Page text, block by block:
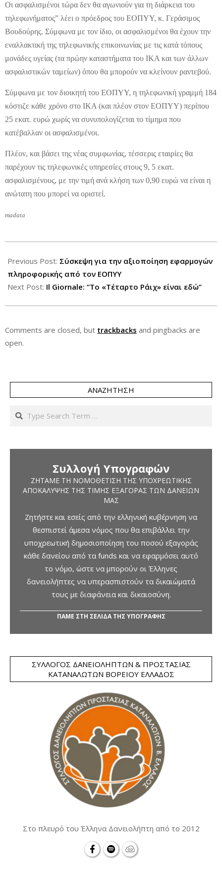
Οι ασφαλισμένοι τώρα δεν θα αγωνιούν για τη διάρκεια του
τηλεφωνήματος” λέει ο πρόεδρος του ΕΟΠΥΥ, κ. Γεράσιμος
Βουδούρης. Σύμφωνα με τον ίδιο, οι ασφαλισμένοι θα έχουν την
εναλλακτική της τηλεφωνικής επικοινωνίας με τις κατά τόπους
μονάδες υγείας (τα πρώην καταστήματα του ΙΚΑ και των άλλων
ασφαλιστικών ταμείων) όπου θα μπορούν να κλείνουν ραντεβού.
Σύμφωνα με τον διοικητή του ΕΟΠΥΥ, η τηλεφωνική γραμμή 184
κόστιζε κάθε χρόνο στο ΙΚΑ (και πλέον στον ΕΟΠΥΥ) περίπου
25 εκατ. ευρώ χωρίς να συνυπολογίζεται το τίμημα που
κατέβαλλαν οι ασφαλισμένοι.
Πλέον, και βάσει της νέας συμφωνίας, τέσσερις εταιρίες θα
παρέχουν τις τηλεφωνικές υπηρεσίες στους 9, 5 εκατ.
ασφαλισμένους, με την τιμή ανά κλήση των 0,90 ευρώ να είναι η
ανώτατη που μπορεί να οριστεί.
madata
08-
03
Previous Post: Σύσκεψη για την αξιοποίηση εφαρμογών
πληροφορικής από τον ΕΟΠΥΥ
Next Post: Il Giornale: “Το «Τέταρτο Ράιχ» είναι εδώ”
Comments are closed, but trackbacks and pingbacks are
open.
ΑΝΑΖΉΤΗΣΗ
Search
Συλλογή Υπογραφών
ΖΗΤΆΜΕ ΤΗ ΝΟΜΟΘΈΤΙΣΗ ΤΗΣ ΥΠΟΧΡΕΩΤΙΚΉΣ
ΑΠΟΚΆΛΥΨΗΣ ΤΗΣ ΤΙΜΉΣ ΕΞΑΓΟΡΆΣ ΤΩΝ ΔΑΝΕΊΩΝ
ΜΑΣ
Ζητήστε και εσείς από την ελληνική κυβέρνηση να
θεσπιστεί άμεσα νόμος που θα επιβάλλει την
υποχρεωτική δημοσιοποίηση του ποσού εξαγοράς
κάθε δανείου από τα funds και να εφαρμόσει αυτό
το νόμο, ώστε να μπορούν οι Έλληνες
δανειολήπτες να υπερασπιστούν τα δικαιώματά
τους με διαφάνεια και δικαιοσύνη.
ΠΑΜΕ ΣΤΗ ΣΕΛΙΔΑ ΤΗΣ ΥΠΟΓΡΑΦΗΣ
ΣΎΛΛΟΓΟΣ ΔΑΝΕΙΟΛΗΠΤΏΝ & ΠΡΟΣΤΑΣΊΑΣ
ΚΑΤΑΝΑΛΩΤΏΝ ΒΟΡΕΊΟΥ ΕΛΛΆΔΟΣ
Στο πλευρό του Έλληνα Δανειολήπτη από το 2012